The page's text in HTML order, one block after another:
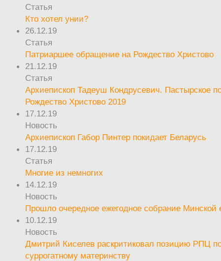
Статья
Кто хотел унии?
26.12.19
Статья
Патриаршее обращение на Рождество Христово
21.12.19
Статья
Архиепископ Тадеуш Кондрусевич. Пастырское
Рождество Христово 2019
17.12.19
Новость
Архиепископ Габор Пинтер покидает Беларусь
17.12.19
Статья
Многие из немногих
14.12.19
Новость
Прошло очередное ежегодное собрание
10.12.19
Новость
Дмитрий Киселев раскритиковал позицию РПЦ
суррогатному материнству